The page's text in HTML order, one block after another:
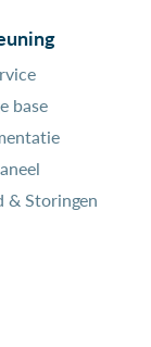
base
& Storingen